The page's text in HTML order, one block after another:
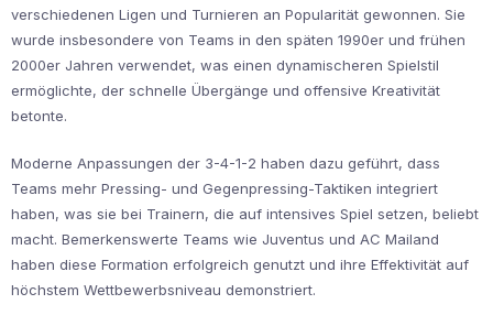
verschiedenen Ligen und Turnieren an Popularität gewonnen. Sie
wurde insbesondere von Teams in den späten 1990er und frühen
2000er Jahren verwendet, was einen dynamischeren Spielstil
ermöglichte, der schnelle Übergänge und offensive Kreativität
betonte.
Moderne Anpassungen der 3-4-1-2 haben dazu geführt, dass
Teams mehr Pressing- und Gegenpressing-Taktiken integriert
haben, was sie bei Trainern, die auf intensives Spiel setzen, beliebt
macht. Bemerkenswerte Teams wie Juventus und AC Mailand
haben diese Formation erfolgreich genutzt und ihre Effektivität auf
höchstem Wettbewerbsniveau demonstriert.